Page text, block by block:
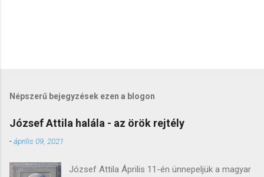
Népszerű bejegyzések ezen a blogon
József Attila halála - az örök rejtély
-április 09, 2021
József Attila Április 11-én ünnepeljük a magyar